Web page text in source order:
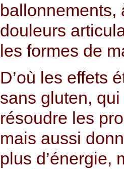
ballonnements,
douleurs
les formes de
D’où les effets
sans gluten,
résoudre les
mais aussi
plus d’énergie,